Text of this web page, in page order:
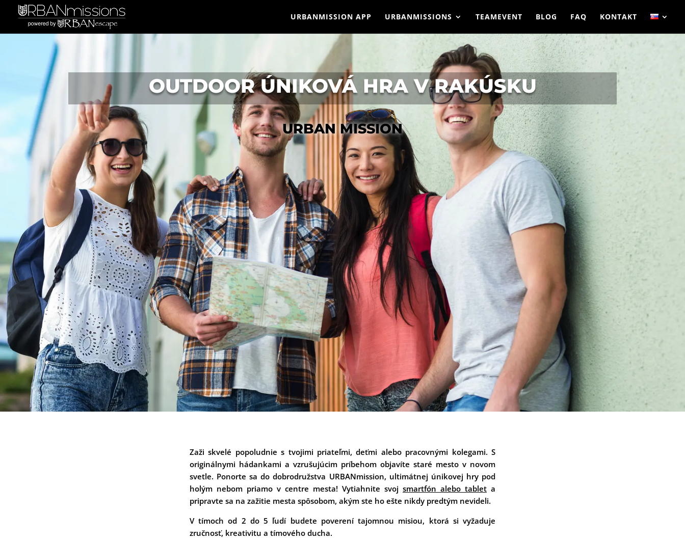
URBANMISSION APP URBANMISSIONS TEAMEVENT BLOG FAQ KONTAKT
OUTDOOR ÚNIKOVÁ HRA V RAKÚSKU
URBAN MISSION
Zaži skvelé popoludnie s tvojimi priateľmi, deťmi alebo pracovnými kolegami. S
originálnymi hádankami a vzrušujúcim príbehom objavíte staré mesto v novom
svetle. Ponorte sa do dobrodružstva URBANmission, ultimátnej únikovej hry pod
holým nebom priamo v centre mesta! Vytiahnite svoj smartfón alebo tablet a
pripravte sa na zažitie mesta spôsobom, akým ste ho ešte nikdy predtým nevideli.
V tímoch od 2 do 5 ľudí budete poverení tajomnou misiou, ktorá si vyžaduje
zručnosť, kreativitu a tímového ducha.